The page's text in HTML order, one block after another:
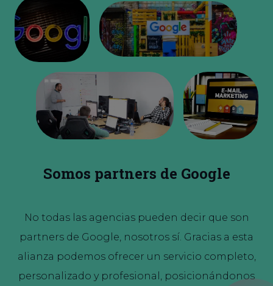
Somos partners de Google
No todas las agencias pueden decir que son
partners de Google, nosotros sí. Gracias a esta
alianza podemos ofrecer un servicio completo,
personalizado y profesional, posicionándonos